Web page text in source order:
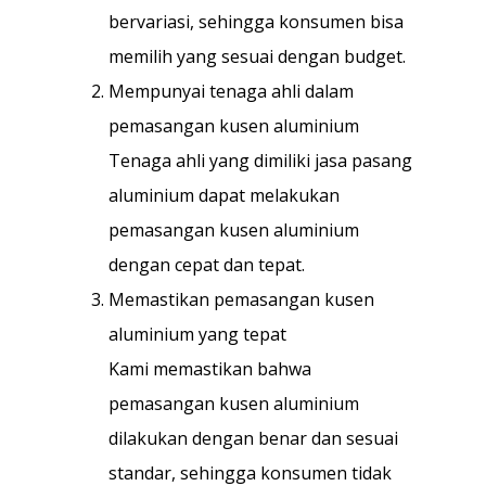
bervariasi, sehingga konsumen bisa
memilih yang sesuai dengan budget.
Mempunyai tenaga ahli dalam
pemasangan kusen aluminium
Tenaga ahli yang dimiliki jasa pasang
aluminium dapat melakukan
pemasangan kusen aluminium
dengan cepat dan tepat.
Memastikan pemasangan kusen
aluminium yang tepat
Kami memastikan bahwa
pemasangan kusen aluminium
dilakukan dengan benar dan sesuai
standar, sehingga konsumen tidak